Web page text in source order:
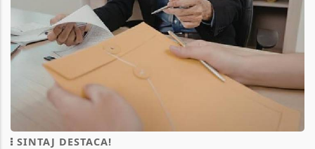
SINTAJ DESTACA!